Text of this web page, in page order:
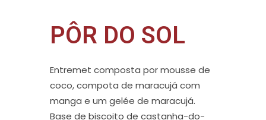
PÔR DO SOL
Entremet composta por mousse de
coco, compota de maracujá com
manga e um gelée de maracujá.
Base de biscoito de castanha-do-